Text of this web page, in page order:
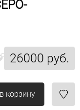
26000 руб.
корзину